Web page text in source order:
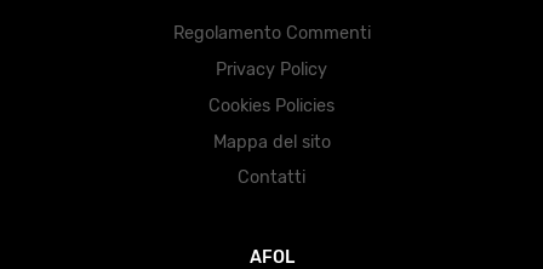
Regolamento Commenti
Privacy Policy
Cookies Policies
Mappa del sito
Contatti
AFOL